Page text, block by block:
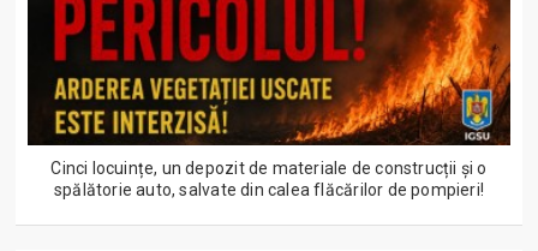
Cinci locuințe, un depozit de materiale de construcții și o
spălătorie auto, salvate din calea flăcărilor de pompieri!